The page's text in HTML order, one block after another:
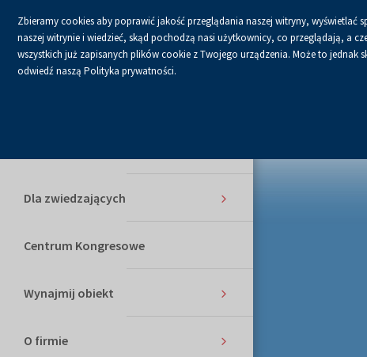
Usługi
Dla zwiedzających
Centrum Kongresowe
Wynajmij obiekt
O firmie
ACzcionka
domyślna
A+Czcionka
A++
Zbieramy cookies aby poprawić jakość przeglądania naszej witryny, wyświetlać
naszej witrynie i wiedzieć, skąd pochodzą nasi użytkownicy, co przeglądają, a
wszystkich już zapisanych plików cookie z Twojego urządzenia. Może to
odwiedź naszą Polityka prywatności.